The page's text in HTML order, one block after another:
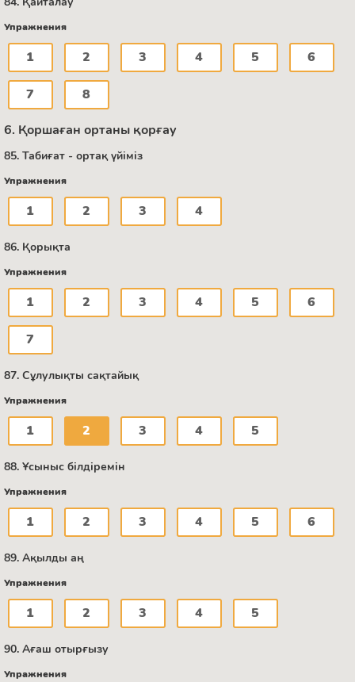
Упражнения
1 2 3 4 5 6
7 8
6. Қоршаған ортаны қорғау
85. Табиғат - ортақ үйіміз
Упражнения
1 2 3 4
86. Қорықта
Упражнения
1 2 3 4 5 6
7
87. Сұлулықты сақтайық
Упражнения
1 2 3 4 5
88. Ұсыныс білдіремін
Упражнения
1 2 3 4 5 6
89. Ақылды аң
Упражнения
1 2 3 4 5
90. Ағаш отырғызу
Упражнения